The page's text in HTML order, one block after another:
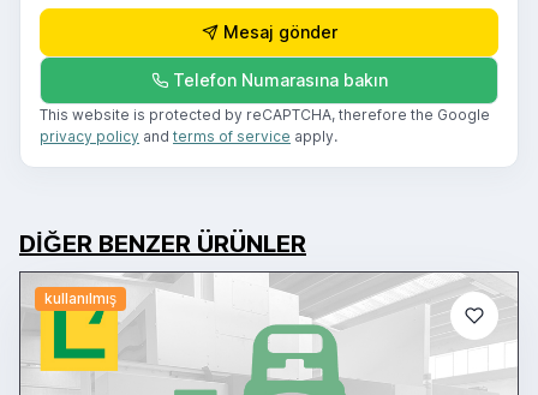
Mesaj gönder
Telefon Numarasına bakın
This website is protected by reCAPTCHA, therefore the Google
privacy policy and terms of service apply.
DIĞER BENZER ÜRÜNLER
kullanılmış